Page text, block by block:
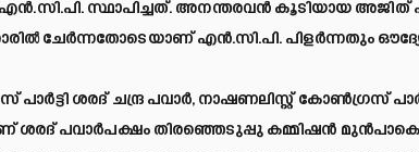
എൻ.സി.പി. സ്ഥാപിച്ചത്. അനന്തരവൻ കൂടിയായ
ചേർന്നതോടെയാണ് എൻ.സി.പി. പിളർന്നതും
ശരദ് ചന്ദ്ര പവാർ, നാഷണലിസ്റ്റ് കോണ്‍ഗ്രസ്
പവാർപക്ഷം തിരഞ്ഞെടുപ്പു കമ്മിഷൻ മുൻപാകെ